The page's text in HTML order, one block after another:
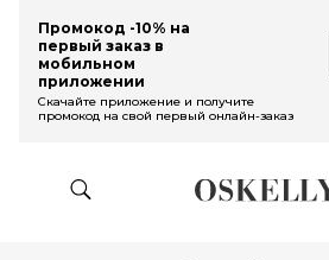
Промокод -10% на
первый заказ в
мобильном
приложении
Скачайте приложение и получите
промокод на свой первый онлайн-заказ